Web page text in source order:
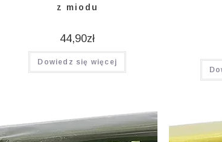
z miodu
44,90zł
Dowiedz się więcej